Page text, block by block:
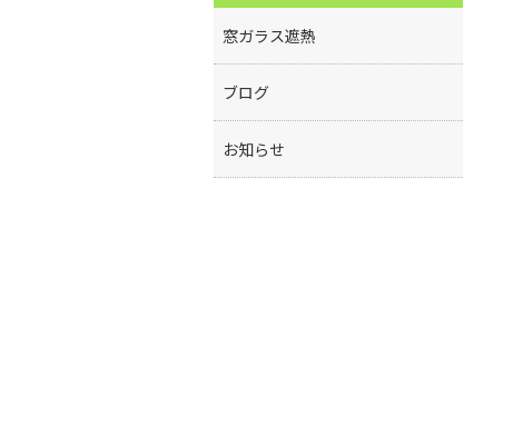
窓ガラス遮熱
ブログ
お知らせ